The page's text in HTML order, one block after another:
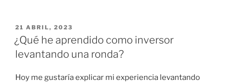
PUBLICADO
EL
21 ABRIL, 2023
¿Qué he aprendido como inversor
levantando una ronda?
Hoy me gustaría explicar mi experiencia levantando